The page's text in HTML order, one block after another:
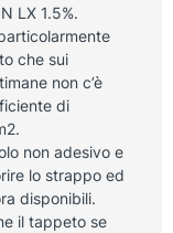
LX 1.5%.
che sui
non c’è
di
non adesivo e
lo strappo ed
disponibili.
il tappeto se